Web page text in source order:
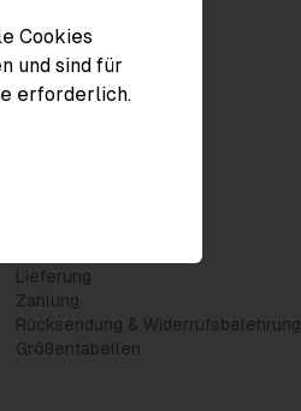
Cookies
und sind für
erforderlich.
Lieferung
Zahlung
Rücksendung & Widerrufsbelehrung
Größentabellen